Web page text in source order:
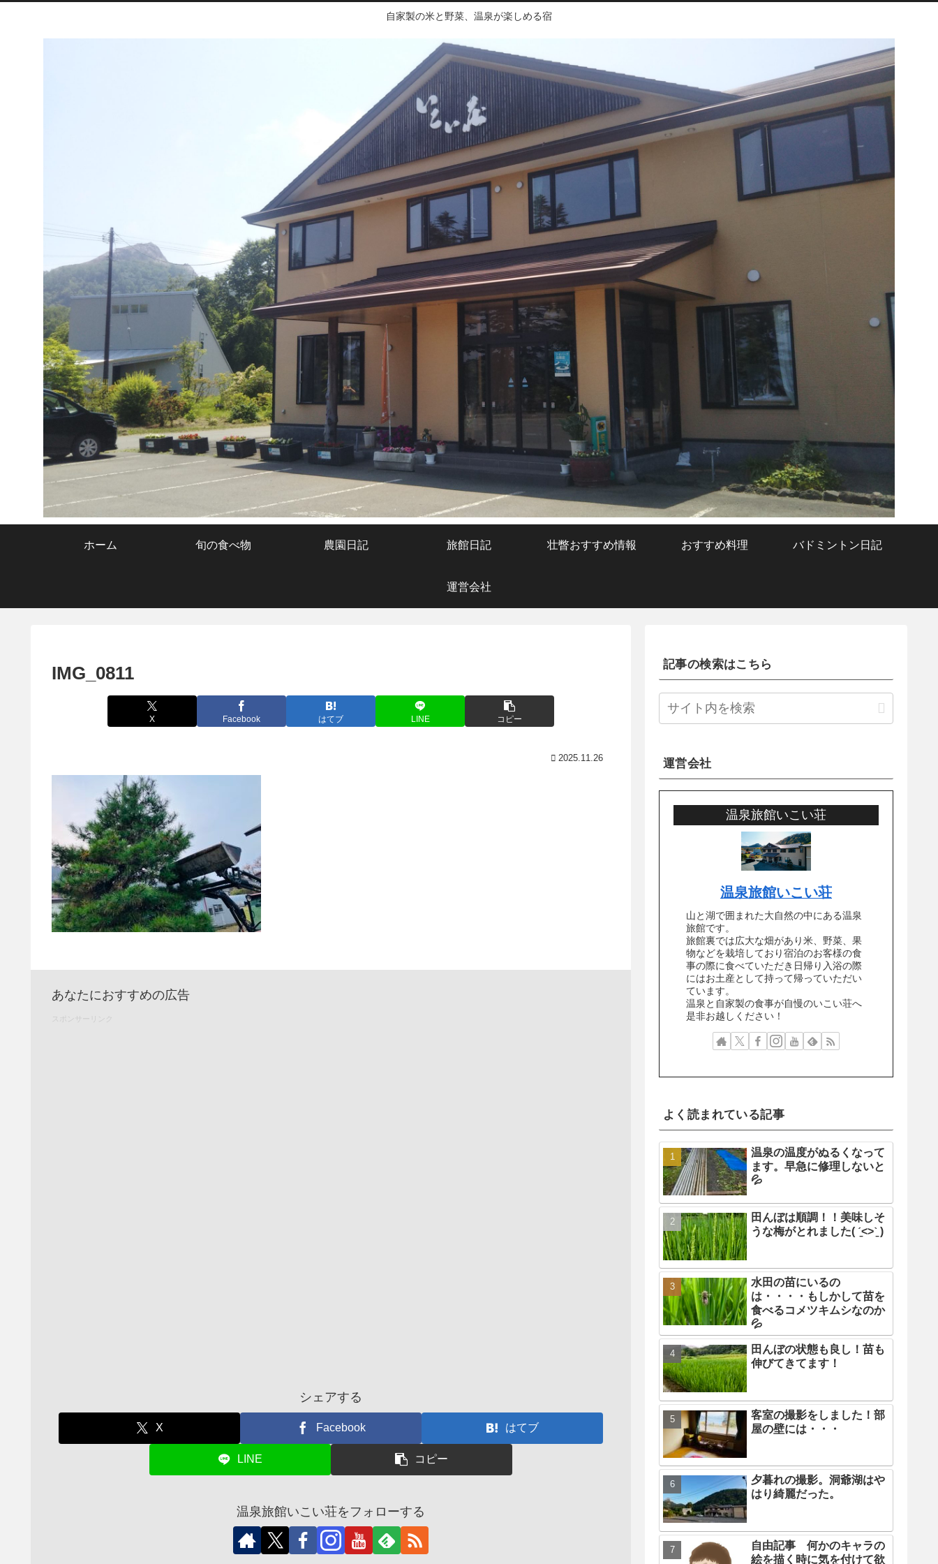
自家製の米と野菜、温泉が楽しめる宿
ホーム 旬の食べ物 農園日記 旅館日記 壮瞥おすすめ情報 おすすめ料理 バドミントン日記
運営会社
IMG_0811
X Facebook はてブ LINE コピー
2025.11.26
あなたにおすすめの広告
スポンサーリンク
シェアする
X Facebook はてブ
LINE コピー
温泉旅館いこい荘をフォローする
記事の検索はこちら
運営会社
温泉旅館いこい荘
温泉旅館いこい荘
山と湖で囲まれた大自然の中にある温泉
旅館です。
旅館裏では広大な畑があり米、野菜、果
物などを栽培しており宿泊のお客様の食
事の際に食べていただき日帰り入浴の際
にはお土産として持って帰っていただい
ています。
温泉と自家製の食事が自慢のいこい荘へ
是非お越しください！
よく読まれている記事
温泉の温度がぬるくなって
ます。早急に修理しないと
💦
田んぼは順調！！美味しそ
うな梅がとれました( ˊ̱˂˃ˋ̱ )
水田の苗にいるの
は・・・・もしかして苗を
食べるコメツキムシなのか
💦
田んぼの状態も良し！苗も
伸びてきてます！
客室の撮影をしました！部
屋の壁には・・・
夕暮れの撮影。洞爺湖はや
はり綺麗だった。
自由記事 何かのキャラの
絵を描く時に気を付けて欲